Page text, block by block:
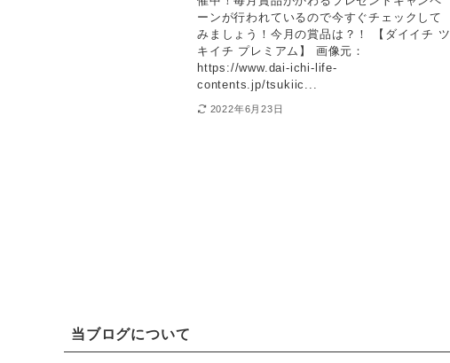
ーンが行われているので今すぐチェックして
みましょう！今月の賞品は？！ 【ダイイチ ツ
キイチ プレミアム】 画像元：
https://www.dai-ichi-life-
contents.jp/tsukiic...
2022年6月23日
当ブログについて